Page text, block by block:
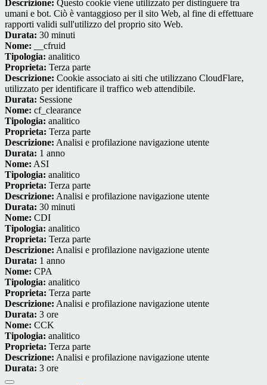
Descrizione: Questo cookie viene utilizzato per distinguere tra
umani e bot. Ciò è vantaggioso per il sito Web, al fine di effettuare
rapporti validi sull'utilizzo del proprio sito Web.
Durata: 30 minuti
Nome: __cfruid
Tipologia: analitico
Proprieta: Terza parte
Descrizione: Cookie associato ai siti che utilizzano CloudFlare,
utilizzato per identificare il traffico web attendibile.
Durata: Sessione
Nome: cf_clearance
Tipologia: analitico
Proprieta: Terza parte
Descrizione: Analisi e profilazione navigazione utente
Durata: 1 anno
Nome: ASI
Tipologia: analitico
Proprieta: Terza parte
Descrizione: Analisi e profilazione navigazione utente
Durata: 30 minuti
Nome: CDI
Tipologia: analitico
Proprieta: Terza parte
Descrizione: Analisi e profilazione navigazione utente
Durata: 1 anno
Nome: CPA
Tipologia: analitico
Proprieta: Terza parte
Descrizione: Analisi e profilazione navigazione utente
Durata: 3 ore
Nome: CCK
Tipologia: analitico
Proprieta: Terza parte
Descrizione: Analisi e profilazione navigazione utente
Durata: 3 ore